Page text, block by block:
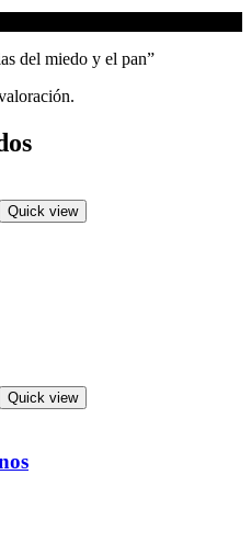
del miedo y el pan”
Quick view
Quick view